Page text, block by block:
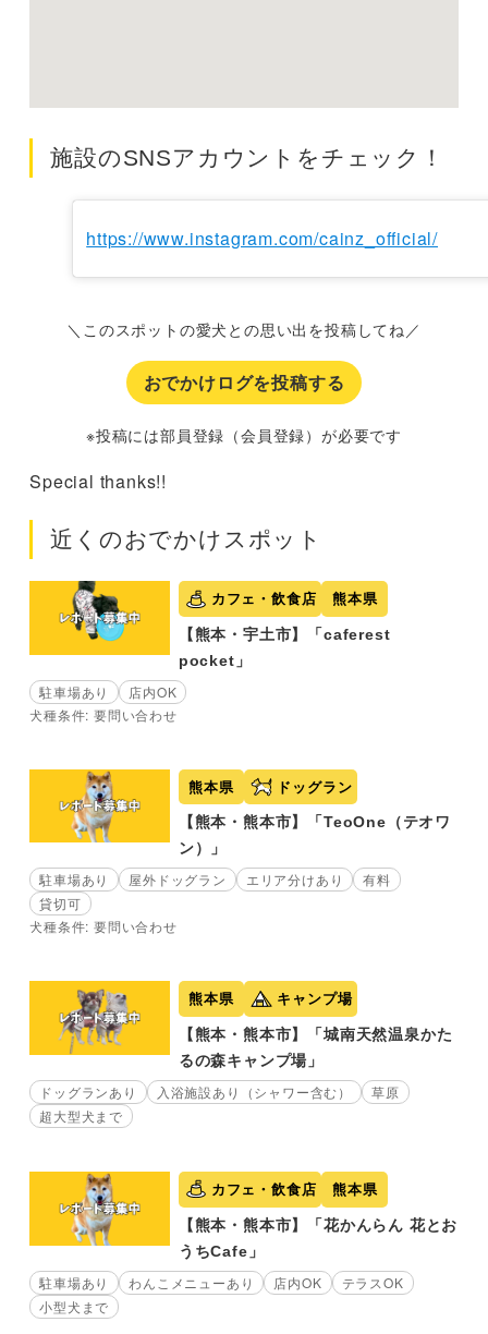
施設のSNSアカウントをチェック！
https://www.instagram.com/cainz_official/
＼このスポットの愛犬との思い出を投稿してね／
おでかけログを投稿する
※投稿には部員登録（会員登録）が必要です
Special thanks!!
近くのおでかけスポット
カフェ・飲食店 熊本県
【熊本・宇土市】「caferest
pocket」
駐車場あり
店内OK
犬種条件: 要問い合わせ
熊本県 ドッグラン
【熊本・熊本市】「TeoOne（テオワ
ン）」
駐車場あり 屋外ドッグラン エリア分けあり
有料
貸切可
犬種条件: 要問い合わせ
熊本県 キャンプ場
【熊本・熊本市】「城南天然温泉かた
るの森キャンプ場」
ドッグランあり 入浴施設あり（シャワー含む）
草原
超大型犬まで
カフェ・飲食店 熊本県
【熊本・熊本市】「花かんらん 花とお
うちCafe」
駐車場あり わんこメニューあり 店内OK
テラスOK
小型犬まで